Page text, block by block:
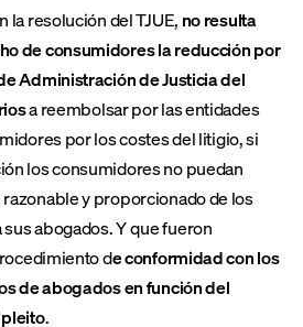
la resolución del TJUE, no resulta
de consumidores la reducción por
Administración de Justicia del
a reembolsar por las entidades
por los costes del litigio, si
los consumidores no puedan
y proporcionado de los
abogados. Y que fueron
de conformidad con los
de abogados en función del
.